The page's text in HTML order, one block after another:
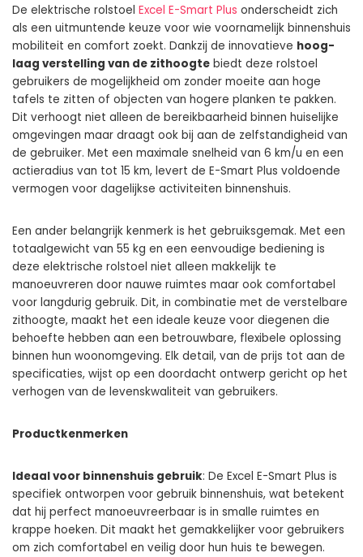
De elektrische rolstoel Excel E-Smart Plus onderscheidt zich
als een uitmuntende keuze voor wie voornamelijk binnenshuis
mobiliteit en comfort zoekt. Dankzij de innovatieve hoog-
laag verstelling van de zithoogte biedt deze rolstoel
gebruikers de mogelijkheid om zonder moeite aan hoge
tafels te zitten of objecten van hogere planken te pakken.
Dit verhoogt niet alleen de bereikbaarheid binnen huiselijke
omgevingen maar draagt ook bij aan de zelfstandigheid van
de gebruiker. Met een maximale snelheid van 6 km/u en een
actieradius van tot 15 km, levert de E-Smart Plus voldoende
vermogen voor dagelijkse activiteiten binnenshuis.
Een ander belangrijk kenmerk is het gebruiksgemak. Met een
totaalgewicht van 55 kg en een eenvoudige bediening is
deze elektrische rolstoel niet alleen makkelijk te
manoeuvreren door nauwe ruimtes maar ook comfortabel
voor langdurig gebruik. Dit, in combinatie met de verstelbare
zithoogte, maakt het een ideale keuze voor diegenen die
behoefte hebben aan een betrouwbare, flexibele oplossing
binnen hun woonomgeving. Elk detail, van de prijs tot aan de
specificaties, wijst op een doordacht ontwerp gericht op het
verhogen van de levenskwaliteit van gebruikers.
Productkenmerken
Ideaal voor binnenshuis gebruik: De Excel E-Smart Plus is
specifiek ontworpen voor gebruik binnenshuis, wat betekent
dat hij perfect manoeuvreerbaar is in smalle ruimtes en
krappe hoeken. Dit maakt het gemakkelijker voor gebruikers
om zich comfortabel en veilig door hun huis te bewegen.